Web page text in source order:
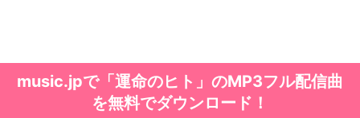
music.jpで「運命のヒト」のMP3フル配信曲
を無料でダウンロード！